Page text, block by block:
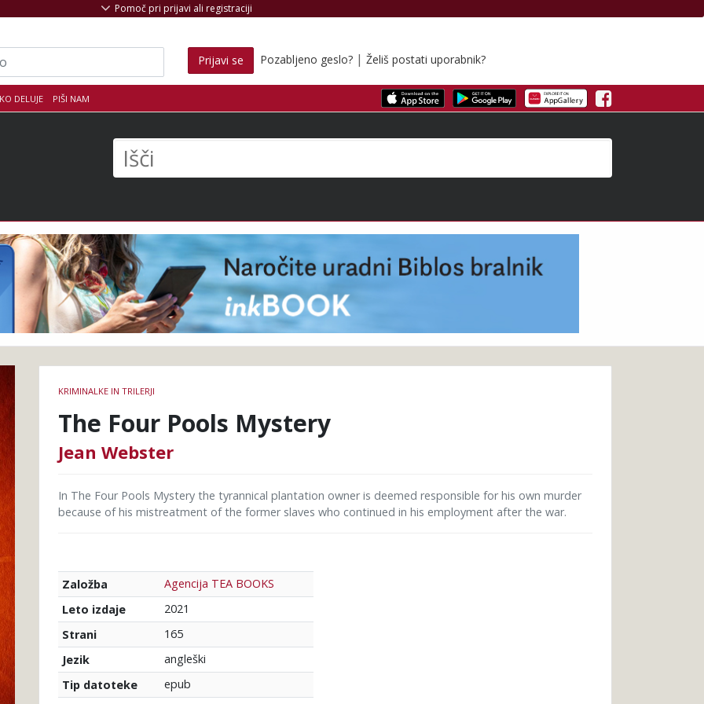
DELUJE PIŠI NAM Facebook
Pomoč pri prijavi ali registraciji
Prijavi se Pozabljeno geslo? | Želiš postati uporabnik?
knjige
KRIMINALKE IN TRILERJI
The Four Pools Mystery
Jean Webster
In The Four Pools Mystery the tyrannical plantation owner is deemed responsible for his own murder
because of his mistreatment of the former slaves who continued in his employment after the war.
Založba
Agencija TEA BOOKS
Leto izdaje
2021
Strani
165
Jezik
angleški
Tip datoteke
epub